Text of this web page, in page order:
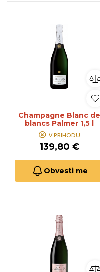
Champagne Blanc de
blancs Palmer 1,5 l
V PRIHODU
139,80 €
Obvesti me